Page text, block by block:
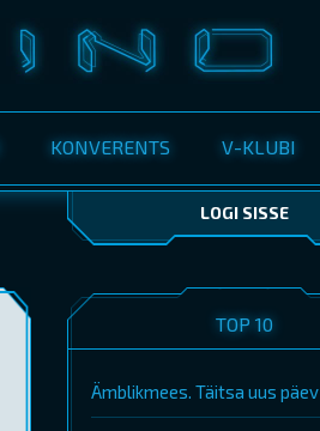
KONVERENTS V-KLUBI
LOGI SISSE
TOP 10
Ämblikmees. Täitsa uus päev